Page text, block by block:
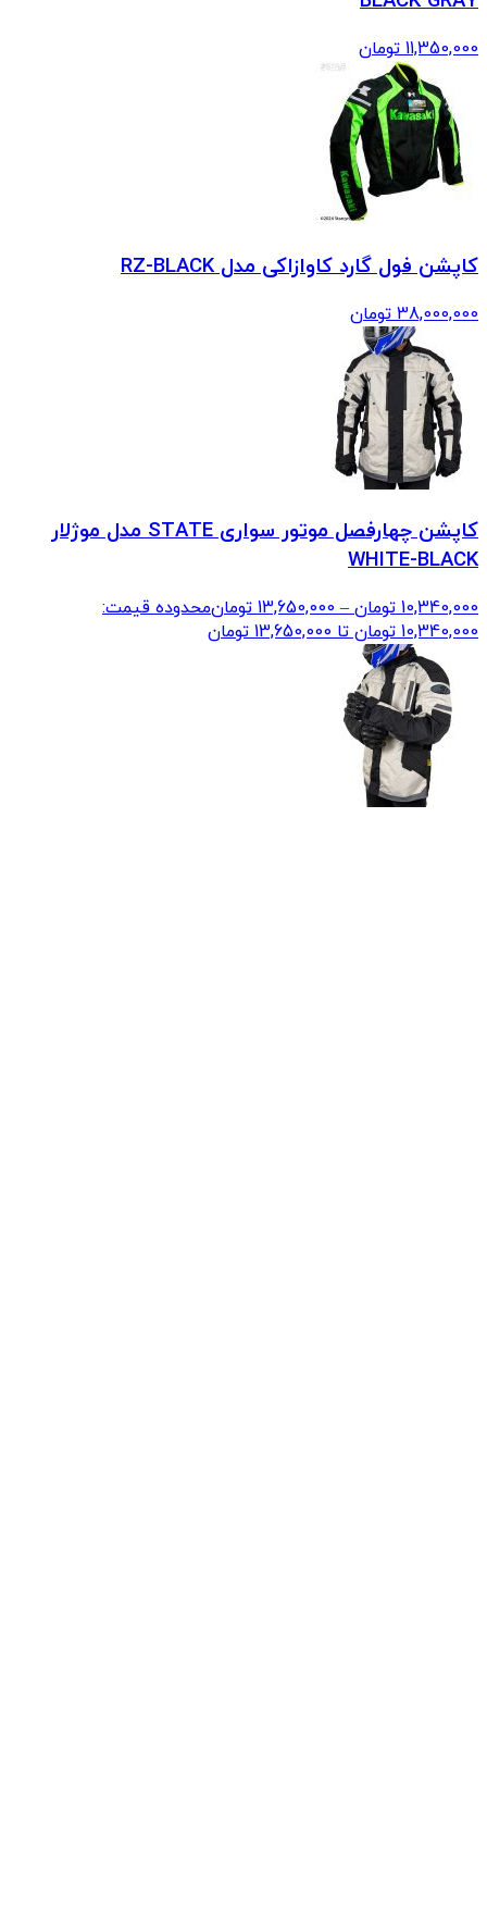
11,350,000 تومان
کاپشن فول گارد کاوازاکی مدل RZ-BLACK
38,000,000 تومان
کاپشن چهارفصل موتور سواری STATE مدل موژلار
WHITE-BLACK
10,340,000 تومان –
13,650,000 تومانمحدوده قیمت:
10,340,000 تومان تا 13,650,000 تومان